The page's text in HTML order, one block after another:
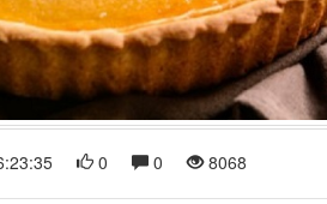
0 0 8068